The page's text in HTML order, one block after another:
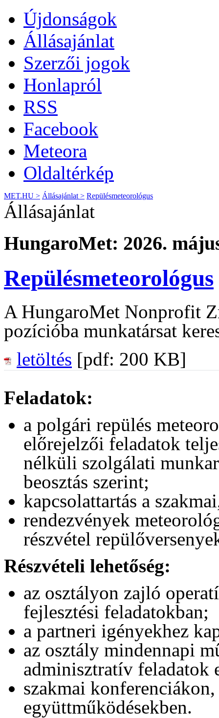
Újdonságok
Állásajánlat
Szerzői jogok
Honlapról
RSS
Facebook
Meteora
Oldaltérkép
MET.HU > Állásajánlat > Repülésmeteorológus
Állásajánlat
HungaroMet: 2026.
Repülésmeteorológus
A HungaroMet Nonprofit
pozícióba munkatársat
letöltés [pdf: 200 KB]
Feladatok:
a polgári repülés
előrejelzői feladatok
nélküli szolgálati
beosztás szerint;
kapcsolattartás a
rendezvények
részvétel
Részvételi lehetőség:
az osztályon zajló
fejlesztési feladatokban;
a partneri igényekhez
az osztály mindennapi
adminisztratív feladatok
szakmai
együttműködésekben.